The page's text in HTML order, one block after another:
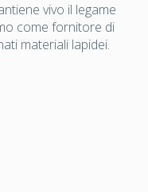
vivo il legame
come fornitore di
materiali lapidei.